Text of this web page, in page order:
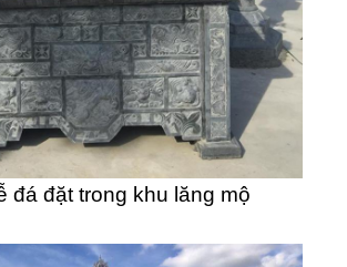
đá đặt trong khu lăng mộ